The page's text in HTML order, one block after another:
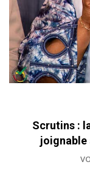
Scrutins :
joignable